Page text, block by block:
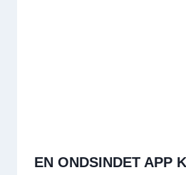
EN ONDSINDET APP